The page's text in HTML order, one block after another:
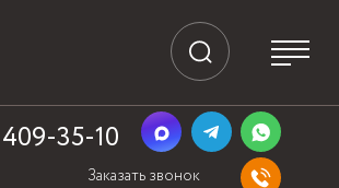
35-10
Заказать звонок